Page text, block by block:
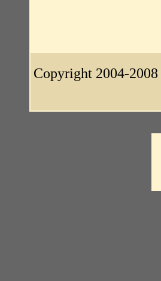
Copyright 2004-2008